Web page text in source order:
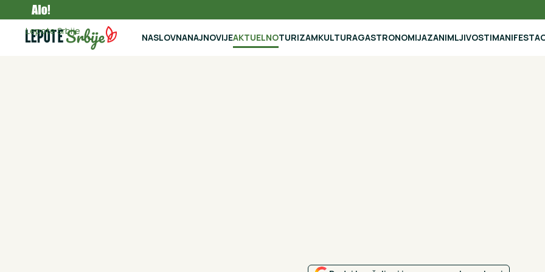
Aktuelno
Lepote Srbije
NASLOVNANAJNOVIJEAKTUELNOTURIZAMKULTURAGASTRONOMIJAZANIMLJIVOSTI